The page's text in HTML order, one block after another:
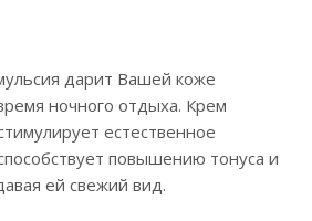
дарит Вашей коже
ночного отдыха. Крем
естественное
повышению тонуса и
ей свежий вид.